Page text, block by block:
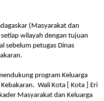
(Masyarakat dan
setiap wilayah dengan tujuan
sebelum petugas Dinas
program Keluarga
Kebakaran. Wali Kota [ Kota ] Eri
Masyarakat dan Keluarga